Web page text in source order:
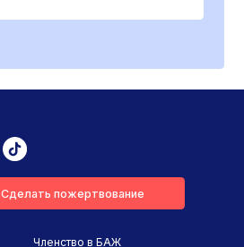
Сделать пожертвование
Членство в БАЖ